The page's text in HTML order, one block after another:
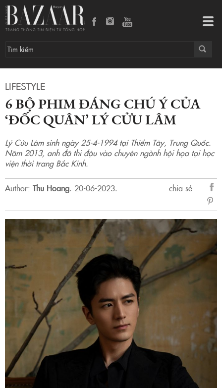
LIFESTYLE
6 BỘ PHIM ĐÁNG CHÚ Ý CỦA
‘ĐỐC QUÂN’ LÝ CỬU LÂM
Lý Cửu Lâm sinh ngày 25-4-1994 tại Thiểm Tây, Trung Quốc.
Năm 2013, anh đã thi đậu vào chuyên ngành hội họa tại học
viện thời trang Bắc Kinh.
Author: Thu Hoang. 20-06-2023.
chia sẻ
sẻ
6 bộ phim đáng chú ý của ‘đốc quân’ Lý Cửu Lâm